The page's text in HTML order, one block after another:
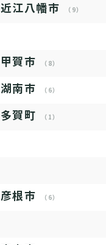
近江八幡市 （9）
甲賀市 （8）
湖南市 （6）
多賀町 （1）
彦根市 （6）